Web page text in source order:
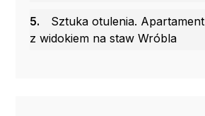
5.
Sztuka otulenia. Apartament
z widokiem na staw Wróbla